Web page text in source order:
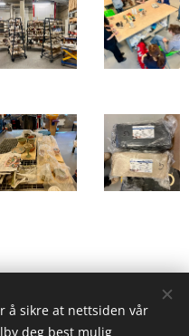
å sikre at nettsiden vår
deg best mulig